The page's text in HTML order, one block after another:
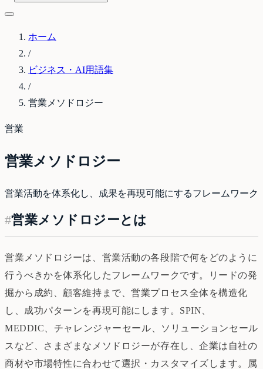
ホーム
/
ビジネス・AI用語集
/
営業メソドロジー
営業
営業メソドロジー
営業活動を体系化し、成果を再現可能にするフレームワーク
#営業メソドロジーとは
営業メソドロジーは、営業活動の各段階で何をどのように
行うべきかを体系化したフレームワークです。リードの発
掘から成約、顧客維持まで、営業プロセス全体を構造化
し、成功パターンを再現可能にします。SPIN、
MEDDIC、チャレンジャーセール、ソリューションセール
スなど、さまざまなメソドロジーが存在し、企業は自社の
商材や市場特性に合わせて選択・カスタマイズします。属